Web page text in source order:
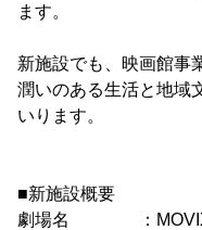
ます。
新施設でも、映画館事
潤いのある生活と地域
いります。
■新施設概要
劇場名 ：MOVIX